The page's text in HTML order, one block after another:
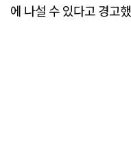
에 나설 수 있다고 경고